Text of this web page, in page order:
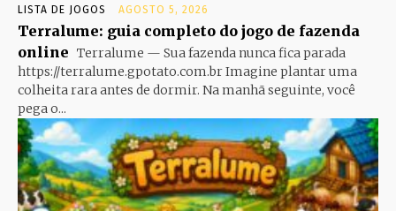
LISTA DE JOGOS AGOSTO 5, 2026
Terralume: guia completo do jogo de fazenda
online Terralume — Sua fazenda nunca fica parada
https://terralume.gpotato.com.br Imagine plantar uma
colheita rara antes de dormir. Na manhã seguinte, você
pega o...